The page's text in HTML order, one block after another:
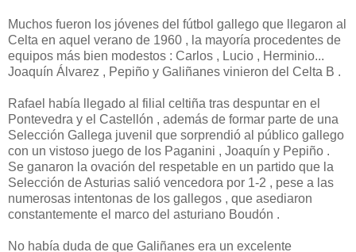
Muchos fueron los jóvenes del fútbol gallego que llegaron al
Celta en aquel verano de 1960 , la mayoría procedentes de
equipos más bien modestos : Carlos , Lucio , Herminio...
Joaquín Álvarez , Pepiño y Galiñanes vinieron del Celta B .
Rafael había llegado al filial celtiña tras despuntar en el
Pontevedra y el Castellón , además de formar parte de una
Selección Gallega juvenil que sorprendió al público gallego
con un vistoso juego de los Paganini , Joaquín y Pepiño .
Se ganaron la ovación del respetable en un partido que la
Selección de Asturias salió vencedora por 1-2 , pese a las
numerosas intentonas de los gallegos , que asediaron
constantemente el marco del asturiano Boudón .
No había duda de que Galiñanes era un excelente